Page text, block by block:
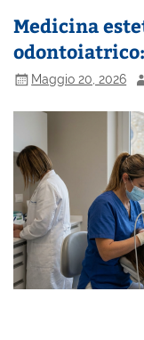
Medicina
Maggio 20, 2026